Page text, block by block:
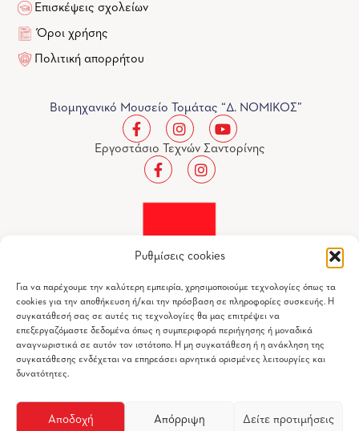
Ρυθμίσεις cookies
Για να παρέχουμε την καλύτερη εμπειρία, χρησιμοποιούμε τεχνολογίες όπως τα
cookies για την αποθήκευση ή/και την πρόσβαση σε πληροφορίες συσκευής. Η
συγκατάθεσή σας σε αυτές τις τεχνολογίες θα μας επιτρέψει να
επεξεργαζόμαστε δεδομένα όπως η συμπεριφορά περιήγησης ή μοναδικά
αναγνωριστικά σε αυτόν τον ιστότοπο. Η μη συγκατάθεση ή η ανάκληση της
συγκατάθεσης ενδέχεται να επηρεάσει αρνητικά ορισμένες λειτουργίες και
δυνατότητες.
Αποδοχή Απόρριψη Δείτε προτιμήσεις
Επισκέψεις σχολείων
Όροι χρήσης
Πολιτική απορρήτου
Βιομηχανικό Μουσείο Τομάτας “Δ. ΝΟΜΙΚΟΣ”
Εργοστάσιο Τεχνών Σαντορίνης
Βιομηχανικό Μουσείο Τομάτας "Δ.ΝΟΜΙΚΟΣ" © 2026